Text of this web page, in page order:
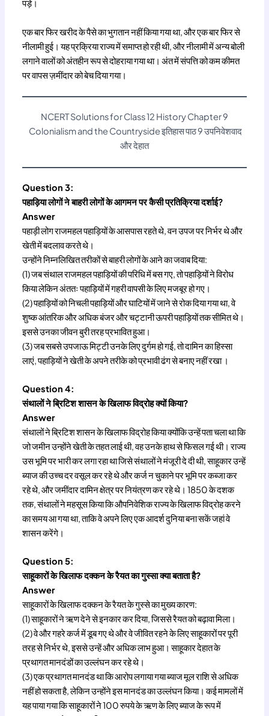
पड़े।
एक बार फिर खरीद के पैसे का भुगतान नहीं किया गया था, और एक बार फिर से
नीलामी हुई। यह प्रक्रिया राज्य में समाप्त हो रही थी, और नीलामी में अन्य बोली
लगाने वालों को अंतहीन रूप से दोहराया गया था। अंत में संपत्ति को कम कीमत
पर वापस ज़मींदार को बेच दिया गया।
NCERT Solutions for Class 12 History Chapter 9
Colonialism and the Countryside इतिहास पाठ 9 उपनिवेशवाद
और देहात
Question 3:
पहाड़िया लोगों ने बाहरी लोगों के आगमन पर कैसी प्रतिक्रिया दर्शाई?
Answer
पहाड़ी लोग राजमहल पहाड़ियों के आसपास रहते थे, वन उपज पर निर्भर थे और
खेती में बदलाव करते थे।
उन्होंने निम्नलिखित तरीकों से बाहरी लोगों के आने का जवाब दिया:
(1) जब संथाल राजमहल पहाड़ियों की परिधि में बस गए, तो पहाड़ियों ने विरोध
किया लेकिन अंततः पहाड़ियों में गहरी वापसी के लिए मजबूर हो गए।
(2) पहाड़ियों को निचली पहाड़ियों और घाटियों में जाने से रोक दिया गया था, वे
शुष्क आंतरिक और अधिक बंजर और चट्टानी ऊपरी पहाड़ियों तक सीमित थे।
इससे उनका जीवन बुरी तरह प्रभावित हुआ।
(3) जब सबसे उपजाऊ मिट्टी उनके लिए दुर्गम हो गई, तो दामिन का हिस्सा
लाएं, पहाड़ियों ने खेती के अपने तरीके को प्रभावी ढंग से बनाए नहीं रखा ।
Question 4:
संथालों ने ब्रिटिश शासन के खिलाफ विद्रोह क्यों किया?
Answer
संथालों ने ब्रिटिश शासन के खिलाफ विद्रोह किया क्योंकि उन्हें पता चला था कि
जो जमीन उन्होंने खेती के तहत लाई थी, वह उनके हाथ से फिसल गई थी। राज्य
उस भूमि पर भारी कर लगा रहा था जिसे संथालों ने मंजूरी दे दी थी, साहूकार उन्हें
ब्याज की उच्च दर वसूल कर रहे थे और कर्ज न चुकाने पर भूमि पर कब्जा कर
रहे थे, और जमींदार दामिन क्षेत्र पर नियंत्रण कर रहे थे। 1850 के दशक
तक, संथालों ने महसूस किया कि औपनिवेशिक राज्य के खिलाफ विद्रोह करने
का समय आ गया था, ताकि वे अपने लिए एक आदर्श दुनिया बना सकें जहां वे
शासन करेंगे।
Question 5:
साहूकारों के खिलाफ दक्कन के रैयत का गुस्सा क्या बताता है?
Answer
साहूकारों के खिलाफ दक्कन के रैयत के गुस्से का मुख्य कारण:
(1) साहूकारों ने ऋण देने से इनकार कर दिया, जिससे रैयत को बढ़ावा मिला।
(2) वे और गहरे कर्ज में डूब गए थे और वे जीवित रहने के लिए साहूकारों पर पूरी
तरह से निर्भर थे, इससे उन्हें और अधिक लाभ हुआ। साहूकार देहात के
प्रथागत मानदंडों का उल्लंघन कर रहे थे।
(3) एक प्रथागत मानदंड था कि आरोप लगाया गया ब्याज मूल राशि से अधिक
नहीं हो सकता है, लेकिन उन्होंने इस मानदंड का उल्लंघन किया। कई मामलों में
यह पाया गया कि साहूकारों ने 100 रुपये के ऋण के लिए ब्याज के रूप में